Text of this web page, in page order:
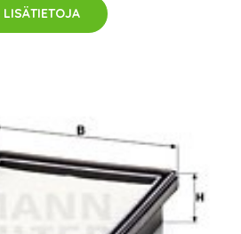
LISÄTIETOJA